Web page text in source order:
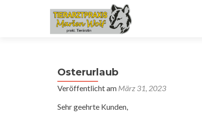
Osterurlaub
Veröffentlicht am März 31, 2023
Sehr geehrte Kunden,